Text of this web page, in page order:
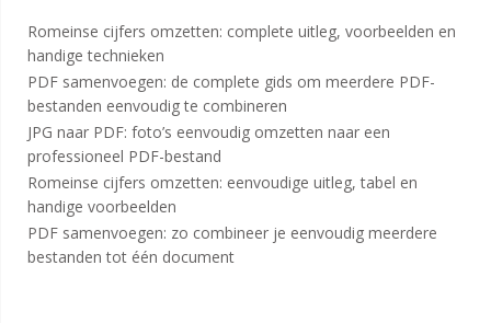
Romeinse cijfers omzetten: complete uitleg, voorbeelden en
handige technieken
PDF samenvoegen: de complete gids om meerdere PDF-
bestanden eenvoudig te combineren
JPG naar PDF: foto’s eenvoudig omzetten naar een
professioneel PDF-bestand
Romeinse cijfers omzetten: eenvoudige uitleg, tabel en
handige voorbeelden
PDF samenvoegen: zo combineer je eenvoudig meerdere
bestanden tot één document